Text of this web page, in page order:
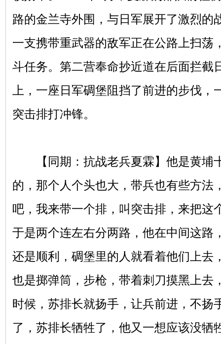
路的金兰寺外围，与日军展开了激烈的
一支携带重武器的敌军正在公路上扫荡
斗任务。第二营奉命抄近道在后面拦截
上，一座日军碉堡阻挡了前进的步伐
突击排打冲锋。
【同期：抗战老兵夏霖】他是黄埔
的，那个人个头也大，带兵也有些方法
吧，我来带一个排，叫突击排，来把这
于是两个连左右分两路，他在中间这路
还是顺利，碉堡里的人就看着他们上去
也是掷弹筒，步枪，带着刺刀摸黑上去
时候，苏排长就扬手，让兵前进，不扬
了，苏排长牺牲了，他又一想应该没牺